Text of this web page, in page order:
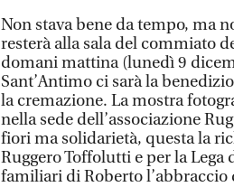
Non stava bene da tempo, ma
resterà alla sala del commiato
domani mattina (lunedì 9
Sant’Antimo ci sarà la
la cremazione. La mostra
nella sede dell’associazione
fiori ma solidarietà, questa la
Ruggero Toffolutti e per la Lega
familiari di Roberto l’abbraccio